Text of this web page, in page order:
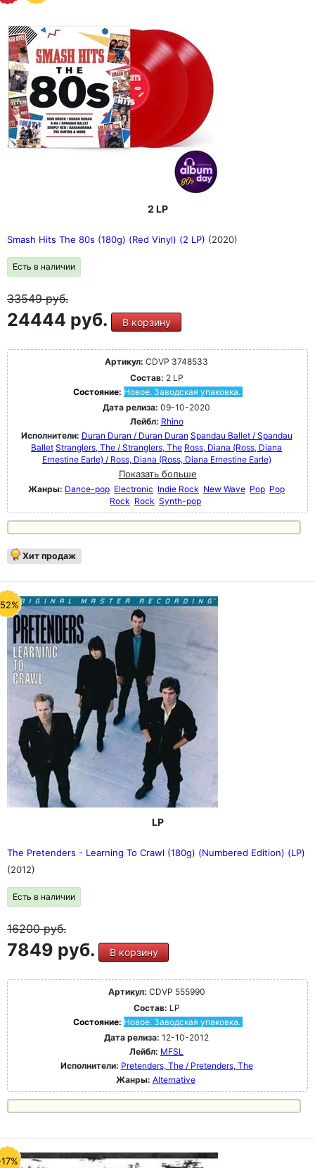
2 LP
Smash Hits The 80s (180g) (Red Vinyl) (2 LP) (2020)
Есть в наличии
33549руб.
24444 руб. В корзину
Артикул: CDVP 3748533
Состав: 2 LP
Состояние: Новое. Заводская упаковка.
Дата релиза: 09-10-2020
Лейбл: Rhino
Исполнители: Duran Duran / Duran Duran Spandau Ballet / Spandau
Ballet Stranglers, The / Stranglers, The Ross, Diana (Ross, Diana
Ernestine Earle) / Ross, Diana (Ross, Diana Ernestine Earle)
Показать больше
Жанры: Dance-pop Electronic Indie Rock New Wave Pop Pop
Rock Rock Synth-pop
Хит продаж
LP
The Pretenders - Learning To Crawl (180g) (Numbered Edition) (LP)
(2012)
Есть в наличии
16200руб.
7849 руб. В корзину
Артикул: CDVP 555990
Состав: LP
Состояние: Новое. Заводская упаковка.
Дата релиза: 12-10-2012
Лейбл: MFSL
Исполнители: Pretenders, The / Pretenders, The
Жанры: Alternative